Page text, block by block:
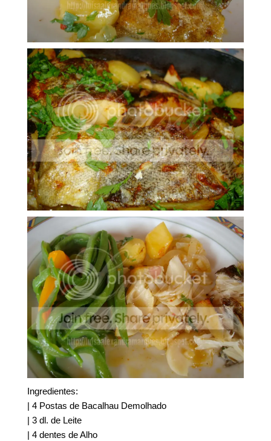
Ingredientes:
| 4 Postas de Bacalhau Demolhado
| 3 dl. de Leite
| 4 dentes de Alho